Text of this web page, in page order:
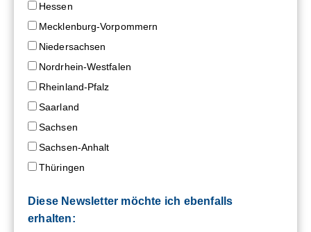
Hessen
Mecklenburg-Vorpommern
Niedersachsen
Nordrhein-Westfalen
Rheinland-Pfalz
Saarland
Sachsen
Sachsen-Anhalt
Thüringen
Diese Newsletter möchte ich ebenfalls
erhalten: